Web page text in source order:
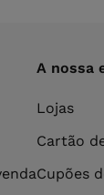
A nossa
Lojas
Cartão
Cupões